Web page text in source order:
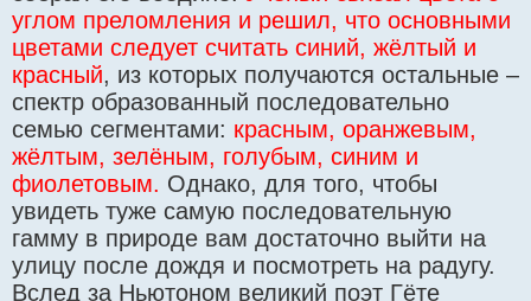
углом преломления и решил, что основными
цветами следует считать синий, жёлтый и
красный, из которых получаются остальные –
спектр образованный последовательно
семью сегментами: красным, оранжевым,
жёлтым, зелёным, голубым, синим и
фиолетовым. Однако, для того, чтобы
увидеть туже самую последовательную
гамму в природе вам достаточно выйти на
улицу после дождя и посмотреть на радугу.
Вслед за Ньютоном великий поэт Гёте